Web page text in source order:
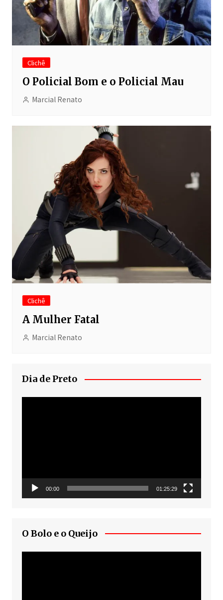
Clichê
O Policial Bom e o Policial Mau
Marcial Renato
Clichê
A Mulher Fatal
Marcial Renato
Dia de Preto
00:00 01:25:29
O Bolo e o Queijo